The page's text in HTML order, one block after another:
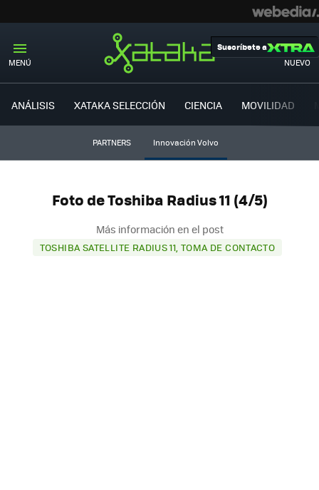
MENÚ NUEVO
Suscríbete a
ANÁLISIS XATAKA SELECCIÓN CIENCIA MOVILIDAD
PARTNERS Innovación Volvo
Foto de Toshiba Radius 11 (4/5)
Más información en el post
TOSHIBA SATELLITE RADIUS 11, TOMA DE CONTACTO